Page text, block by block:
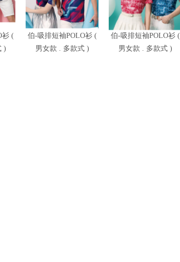
衫 (
)
伯-吸排短袖POLO衫 (
男女款 . 多款式 )
伯-吸排短袖POLO衫 (
男女款 . 多款式 )